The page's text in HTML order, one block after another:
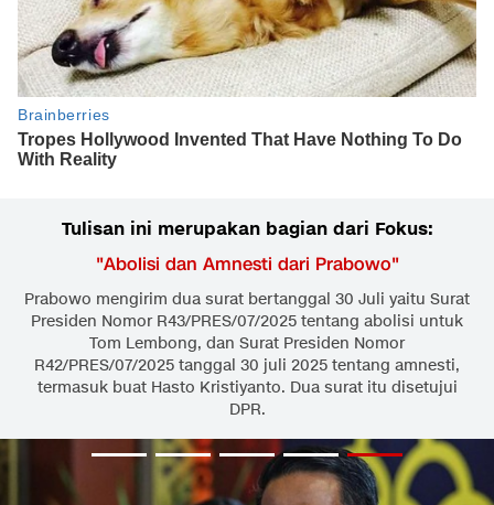
Tulisan ini merupakan bagian dari Fokus:
"Abolisi dan Amnesti dari Prabowo"
Prabowo mengirim dua surat bertanggal 30 Juli yaitu Surat
Presiden Nomor R43/PRES/07/2025 tentang abolisi untuk
Tom Lembong, dan Surat Presiden Nomor
R42/PRES/07/2025 tanggal 30 juli 2025 tentang amnesti,
termasuk buat Hasto Kristiyanto. Dua surat itu disetujui
DPR.